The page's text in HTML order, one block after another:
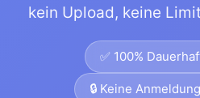
kein Upload, keine
✅ 100%
🔒 Keine